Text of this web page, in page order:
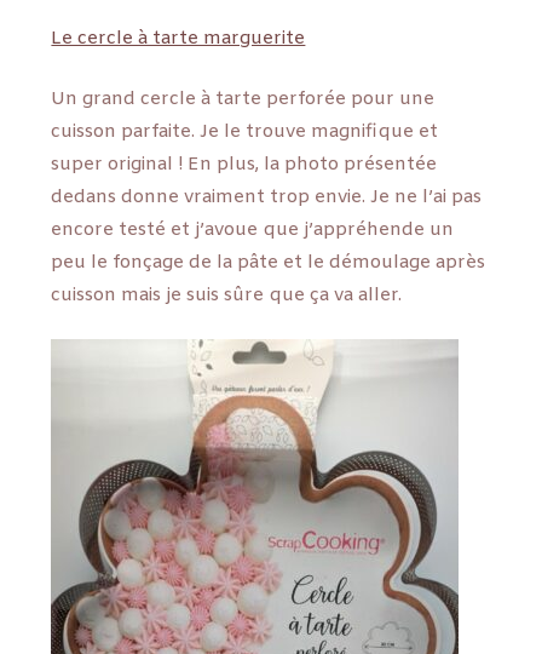
Le cercle à tarte marguerite
Un grand cercle à tarte perforée pour une
cuisson parfaite. Je le trouve magnifique et
super original ! En plus, la photo présentée
dedans donne vraiment trop envie. Je ne l’ai pas
encore testé et j’avoue que j’appréhende un
peu le fonçage de la pâte et le démoulage après
cuisson mais je suis sûre que ça va aller.